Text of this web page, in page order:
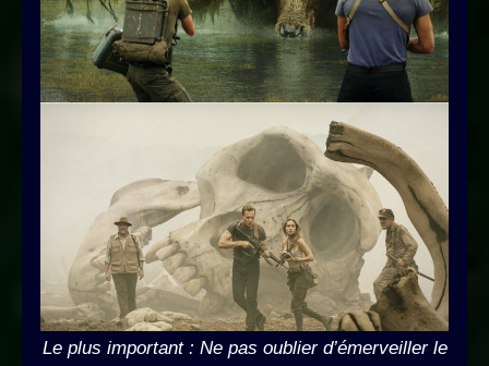
Le plus important : Ne pas oublier d’émerveiller le